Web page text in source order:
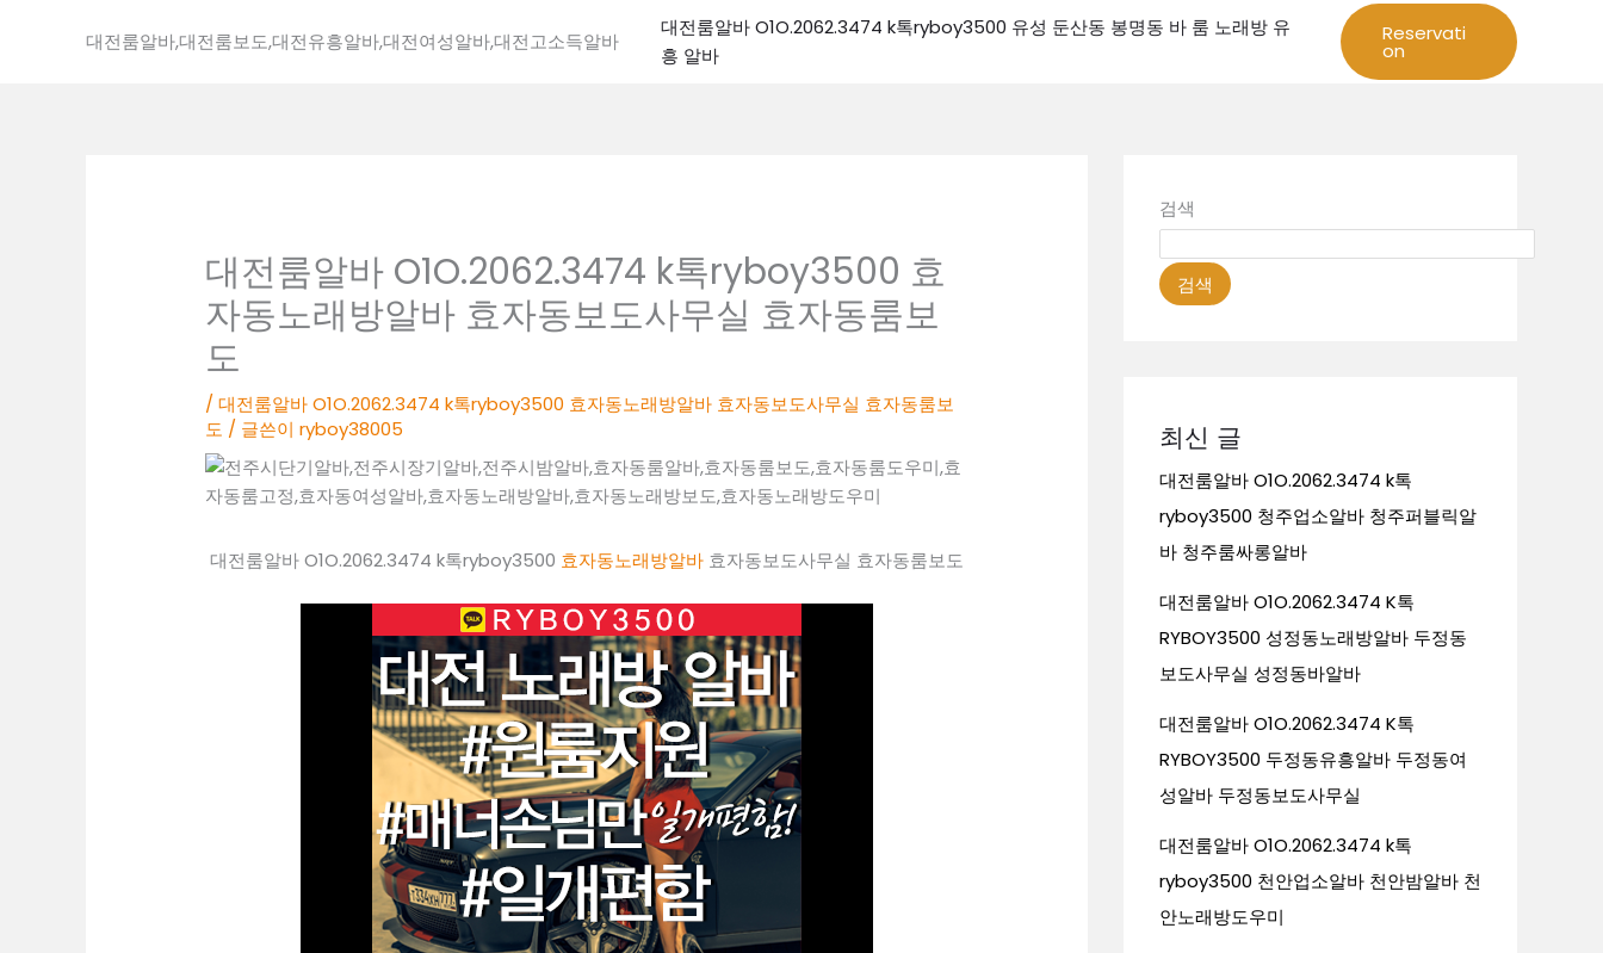
대전룸알바,대전룸보도,대전유흥알바,대전여성알바,대전고소득알바
대전룸알바 O1O.2062.3474 k톡ryboy3500 유성 둔산동 봉명동 바 룸 노래방 유
흥 알바
Reservati
on
대전룸알바 O1O.2062.3474 k톡ryboy3500 효
자동노래방알바 효자동보도사무실 효자동룸보
도
/대전룸알바 O1O.2062.3474 k톡ryboy3500 효자동노래방알바 효자동보도사무실 효자동룸보
도 / 글쓴이ryboy38005
대전룸알바 O1O.2062.3474 k톡ryboy3500 효자동노래방알바 효자동보도사무실 효자동룸보도
검색
검색
최신 글
대전룸알바 O1O.2062.3474 k톡
ryboy3500 청주업소알바 청주퍼블릭알
바 청주룸싸롱알바
대전룸알바 O1O.2062.3474 K톡
RYBOY3500 성정동노래방알바 두정동
보도사무실 성정동바알바
대전룸알바 O1O.2062.3474 K톡
RYBOY3500 두정동유흥알바 두정동여
성알바 두정동보도사무실
대전룸알바 O1O.2062.3474 k톡
ryboy3500 천안업소알바 천안밤알바 천
안노래방도우미